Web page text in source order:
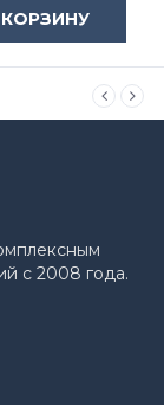
с 2008 года.